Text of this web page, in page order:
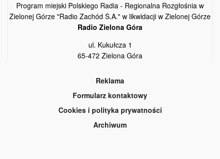
Program miejski Polskiego Radia - Regionalna Rozgłośnia w
Zielonej Górze "Radio Zachód S.A." w likwidacji w Zielonej Górze
Radio Zielona Góra
ul. Kukułcza 1
65-472 Zielona Góra
Reklama
Formularz kontaktowy
Cookies i polityka prywatności
Archiwum